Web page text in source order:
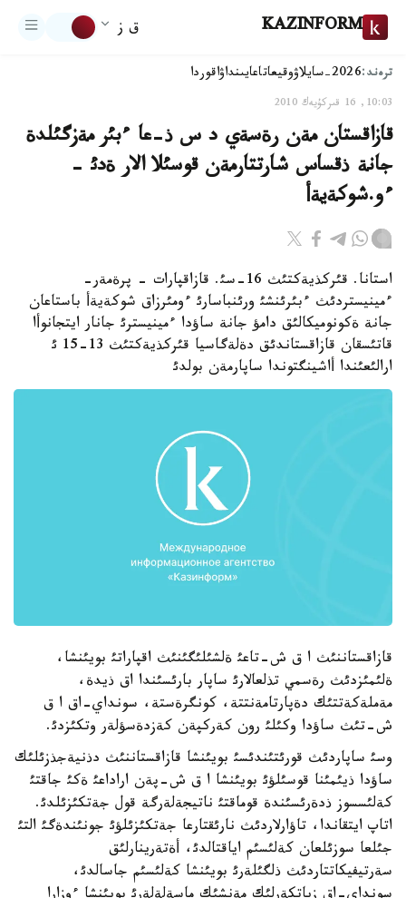
KAZINFORM ق ز
ترەند:2026-سايلاۋ وقيعاتاعايىنداۋاقوردا
10:03, 16 قىركۇيەك 2010
قازاقستان مةن رةسةي د س ذ-عا ءبئر مةزگئلدة
جانة ذقساس شارتتارمةن قوسئلا الار ةدئ -
ءو.شوكةيةأ
استانا. قئركذيةكتئث 16-سئ. قازاقپارات - پرةمةر-
ءمينيستردئث ءبئرئنشئ ورئنباسارئ ءومئرزاق شوكةيةأ باستاعان
جانة ةكونوميكالئق دامؤ جانة ساؤدا ءمينيسترئ جانار ايتجانوأا
قاتئسقان قازاقستاندئق دةلةگاسيا قئركذيةكتئث 13-15 ئ
ارالئعئندا أاشينگتوندا ساپارمةن بولدئ
قازاقستاننئث ا ق ش-تاعئ ةلشئلئگئنئث اقپاراتئ بويئنشا،
ةلئمئزدئث رةسمي تذلعالارئ ساپار بارئسئندا اق ذيدة،
مةملةكةتتئك دةپارتامةنتتة، كونگرةستة، سونداي-اق ا ق
ش-تئث ساؤدا وكئلئ رون كةركپةن كةزدةسؤلةر وتكئزدئ.
وسئ ساپاردئث قورئتئندئسئ بويئنشا قازاقستاننئث دذنيةجذزئلئك
ساؤدا ذيئمئنا قوسئلؤئ بويئنشا ا ق ش-پةن اراداعئ ةكئ جاقتئ
كةلئسسوز ذدةرئسئندة قوماقتئ ناتيجةلةرگة قول جةتكئزئلدئ.
اتاپ ايتقاندا، تاؤارلاردئث نارئقتارعا جةتكئزئلؤئ جونئندةگئ التئ
جئلعا سوزئلعان كةلئسئم اياقتالدئ، أةتةرينارلئق
سةرتيفيكاتتاردئث ذلگئلةرئ بويئنشا كةلئسئم جاسالدئ،